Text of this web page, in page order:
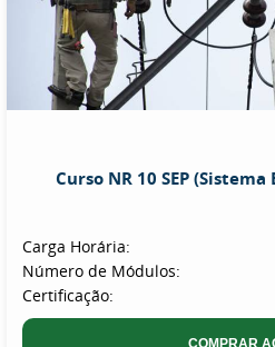
Curso NR 10 SEP
Carga Horária:
Número de Módulos:
Certificação:
COMPRAR